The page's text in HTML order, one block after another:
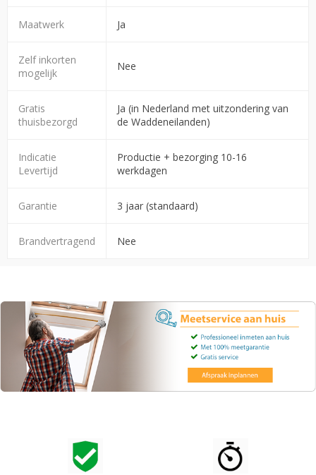
Maatwerk Ja
Zelf inkorten
mogelijk
Nee
Gratis
thuisbezorgd
Ja (in Nederland met uitzondering van
de Waddeneilanden)
Indicatie
Levertijd
Productie + bezorging 10-16
werkdagen
Garantie 3 jaar (standaard)
Brandvertragend Nee